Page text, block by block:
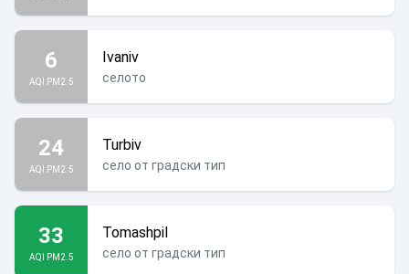
6
AQI PM2.5
Ivaniv
селото
24
AQI PM2.5
Turbiv
село от градски тип
33
AQI PM2.5
Tomashpil
село от градски тип